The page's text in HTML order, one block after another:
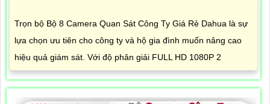
Trọn bộ Bộ 8 Camera Quan Sát Công Ty Giá Rẻ Dahua là sự
lựa chọn ưu tiên cho công ty và hộ gia đình muốn nâng cao
hiệu quả giám sát. Với độ phân giải FULL HD 1080P 2